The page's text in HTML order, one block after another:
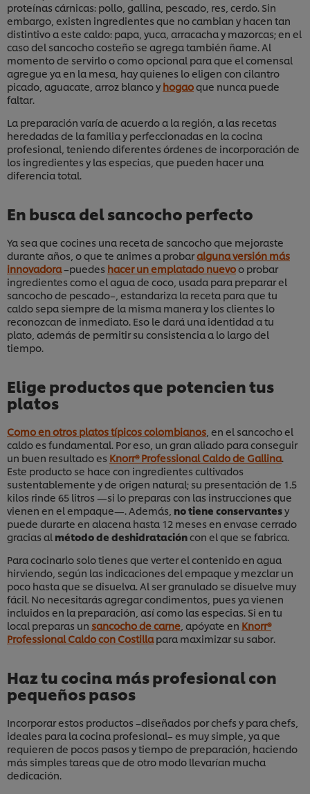
proteínas cárnicas: pollo, gallina, pescado, res, cerdo. Sin
embargo, existen ingredientes que no cambian y hacen tan
distintivo a este caldo: papa, yuca, arracacha y mazorcas; en el
caso del sancocho costeño se agrega también ñame. Al
momento de servirlo o como opcional para que el comensal
agregue ya en la mesa, hay quienes lo eligen con cilantro
picado, aguacate, arroz blanco y hogaoque nunca puede
faltar.
La preparación varía de acuerdo a la región, a las recetas
heredadas de la familia y perfeccionadas en la cocina
profesional, teniendo diferentes órdenes de incorporación de
los ingredientes y las especias, que pueden hacer una
diferencia total.
En busca del sancocho perfecto
Ya sea que cocines una receta de sancocho que mejoraste
durante años, o que te animes a probaralguna versión más
innovadora–puedes hacer un emplatado nuevoo probar
ingredientes como el agua de coco, usada para preparar el
sancocho de pescado–, estandariza la receta para que tu
caldo sepa siempre de la misma manera y los clientes lo
reconozcan de inmediato. Eso le dará una identidad a tu
plato, además de permitir su consistencia a lo largo del
tiempo.
Elige productos que potencien tus
platos
Como en otros platos típicos colombianos , en el sancocho el
caldo es fundamental. Por eso, un gran aliado para conseguir
un buen resultado es Knorr® Professional Caldo de Gallina
Este producto se hace con ingredientes cultivados
sustentablemente y de origen natural; su presentación de 1.5
kilos rinde 65 litros —si lo preparas con las instrucciones que
vienen en el empaque—. Además, no tiene conservantesy
puede durarte en alacena hasta 12 meses en envase cerrado
gracias al método de deshidratacióncon el que se fabrica.
Para cocinarlo solo tienes que verter el contenido en agua
hirviendo, según las indicaciones del empaque y mezclar un
poco hasta que se disuelva. Al ser granulado se disuelve muy
fácil. No necesitarás agregar condimentos, pues ya vienen
incluidos en la preparación, así como las especias. Si en tu
local preparas un sancocho de carne , apóyate en Knorr®
Professional Caldo con Costilla para maximizar su sabor.
Haz tu cocina más profesional con
pequeños pasos
Incorporar estos productos –diseñados por chefs y para chefs,
ideales para la cocina profesional– es muy simple, ya que
requieren de pocos pasos y tiempo de preparación, haciendo
más simples tareas que de otro modo llevarían mucha
dedicación.